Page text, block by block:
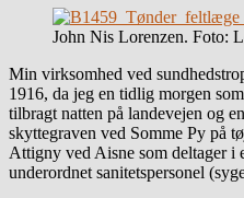
John Nis Lorenzen. Foto:
Min virksomhed ved
1916, da jeg en tidlig morgen
tilbragt natten på landevejen og
skyttegraven ved Somme Py på
Attigny ved Aisne som deltager i
underordnet sanitetspersonel